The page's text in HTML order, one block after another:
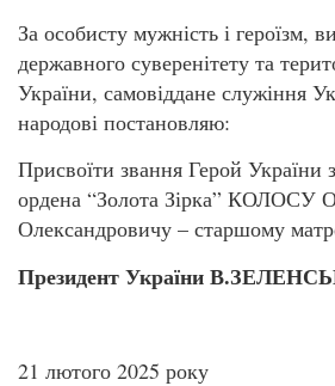
За особисту мужність і героїзм,
державного суверенітету та
України, самовіддане служіння
народові постановляю:
Присвоїти звання Герой України
ордена “Золота Зірка” КОЛОСУ
Олександровичу – старшому
Президент України
21 лютого 2025 року